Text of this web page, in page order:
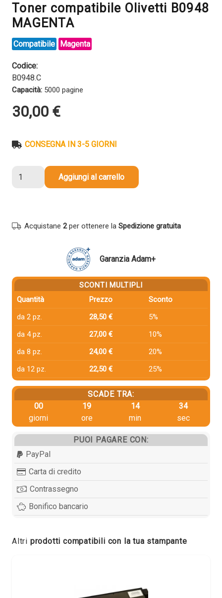
Toner compatibile Olivetti B0948
MAGENTA
Compatibile Magenta
Codice:
B0948.C
Capacità: 5000 pagine
30,00 €
CONSEGNA IN 3-5 GIORNI
compatibile
quantità
Aggiungi al carrello
Acquistane 2per ottenere la Spedizione gratuita
Garanzia Adam+
SCONTI MULTIPLI
Quantità
Prezzo
Sconto
da 2 pz.
28,50 €
5%
da 4 pz.
27,00 €
10%
da 8 pz.
24,00 €
20%
da 12 pz.
22,50 € 25%
SCADE TRA:
00
giorni
19
ore
14
min
33
sec
PUOI PAGARE CON:
PayPal
Carta di credito
Contrassegno
Bonifico bancario
Altri prodotti compatibili con la tua stampante